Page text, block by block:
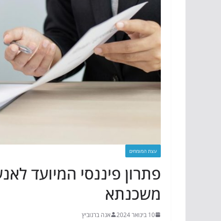
עצת המומחים
פתרון פיננסי המיועד
משכנתא
10 בינואר 2024 אנה ברנוביץ